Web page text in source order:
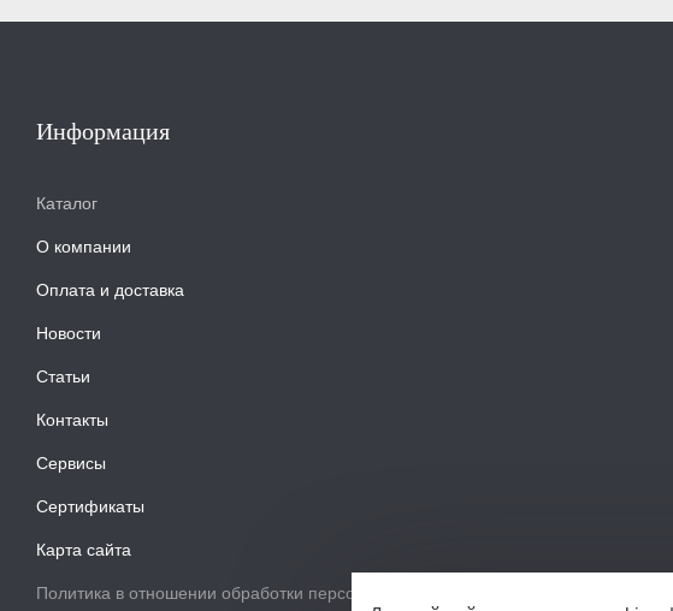
Информация
Каталог
О компании
Оплата и доставка
Новости
Статьи
Контакты
Сервисы
Сертификаты
Карта сайта
Политика в отношении обработки персональных данных